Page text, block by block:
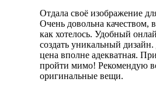
Отдала своё изображение
Очень довольна качеством,
как хотелось. Удобный
создать уникальный
цена вполне адекватная.
пройти мимо! Рекомендую
оригинальные вещи.